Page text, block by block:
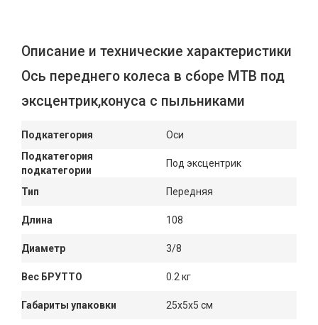
Описание и технические характеристики
Ось переднего колеса в сборе МТВ под
эксцентрик,конуса с пыльниками
Подкатегория
Оси
Подкатегория
подкатегории
Под эксцентрик
Тип Передняя
Длина 108
Диаметр 3/8
Вес БРУТТО 0.2 кг
Габариты упаковки 25x5x5 см